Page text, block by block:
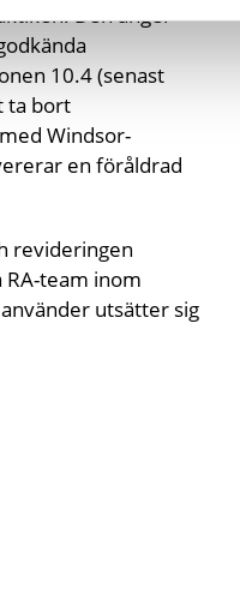
Den anger
10.4 (senast
ta bort
Windsor-
en föråldrad
revideringen
team inom
utsätter sig